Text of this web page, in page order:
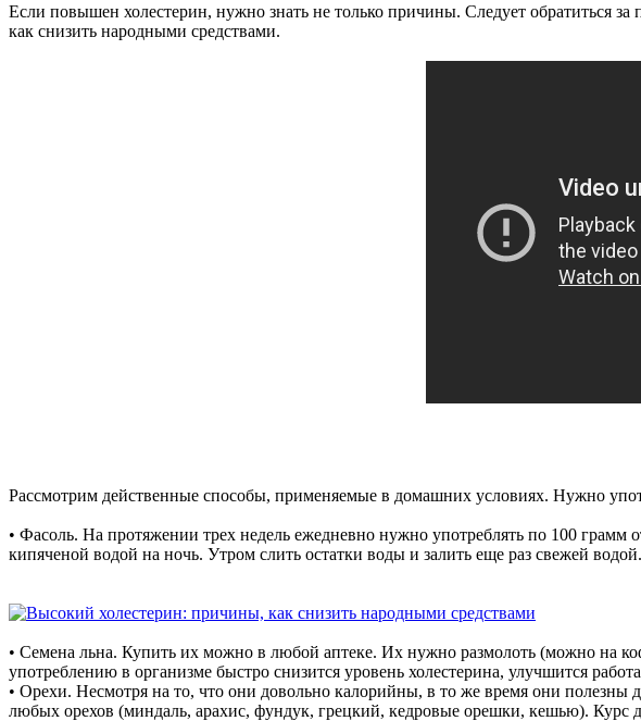
Если повышен холестерин, нужно знать не только причины. Следует обратиться
как снизить народными средствами.
Рассмотрим действенные способы, применяемые в домашних условиях. Нужно
• Фасоль. На протяжении трех недель ежедневно нужно употреблять по 100 грамм
кипяченой водой на ночь. Утром слить остатки воды и залить еще раз свежей
• Семена льна. Купить их можно в любой аптеке. Их нужно размолоть (можно на
употреблению в организме быстро снизится уровень холестерина, улучшится
• Орехи. Несмотря на то, что они довольно калорийны, в то же время они полезны
любых орехов (миндаль, арахис, фундук, грецкий, кедровые орешки, кешью). Курс